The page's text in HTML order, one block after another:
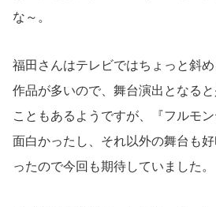
な～。
福田さんはテレビではちょっと斜
作品が多いので、舞台演出となる
こともあるようですが、『フルモ
面白かったし、それ以外の舞台も
ったので今回も期待していました。